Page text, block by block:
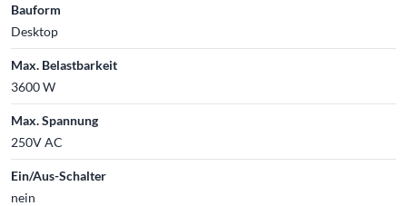
Bauform
Desktop
Max. Belastbarkeit
3600 W
Max. Spannung
250V AC
Ein/Aus-Schalter
nein